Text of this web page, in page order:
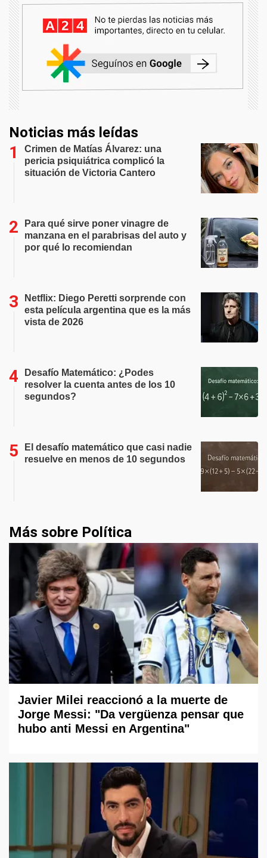
Noticias más leídas
Crimen de Matías Álvarez: una
pericia psiquiátrica complicó la
situación de Victoria Cantero
Para qué sirve poner vinagre de
manzana en el parabrisas del auto y
por qué lo recomiendan
Netflix: Diego Peretti sorprende con
esta película argentina que es la más
vista de 2026
Desafío Matemático: ¿Podes
resolver la cuenta antes de los 10
segundos?
El desafío matemático que casi nadie
resuelve en menos de 10 segundos
Más sobre Política
Javier Milei reaccionó a la muerte de
Jorge Messi: "Da vergüenza pensar que
hubo anti Messi en Argentina"